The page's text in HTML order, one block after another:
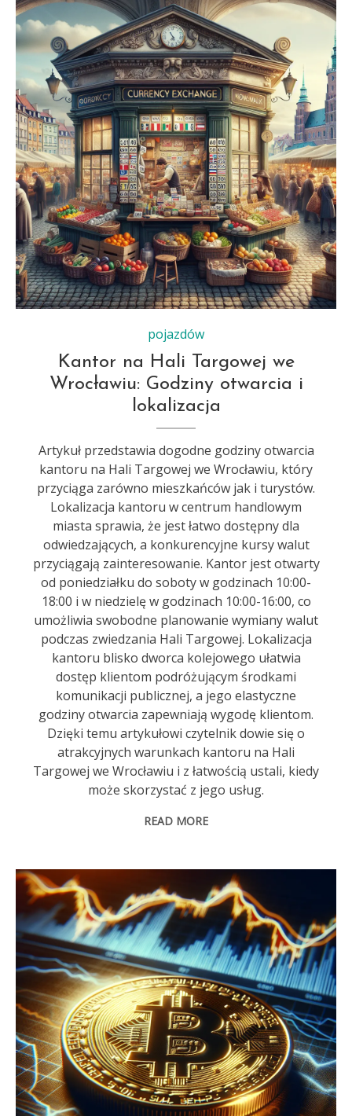
pojazdów
Kantor na Hali Targowej we
Wrocławiu: Godziny otwarcia i
lokalizacja
Artykuł przedstawia dogodne godziny otwarcia
kantoru na Hali Targowej we Wrocławiu, który
przyciąga zarówno mieszkańców jak i turystów.
Lokalizacja kantoru w centrum handlowym
miasta sprawia, że jest łatwo dostępny dla
odwiedzających, a konkurencyjne kursy walut
przyciągają zainteresowanie. Kantor jest otwarty
od poniedziałku do soboty w godzinach 10:00-
18:00 i w niedzielę w godzinach 10:00-16:00, co
umożliwia swobodne planowanie wymiany walut
podczas zwiedzania Hali Targowej. Lokalizacja
kantoru blisko dworca kolejowego ułatwia
dostęp klientom podróżującym środkami
komunikacji publicznej, a jego elastyczne
godziny otwarcia zapewniają wygodę klientom.
Dzięki temu artykułowi czytelnik dowie się o
atrakcyjnych warunkach kantoru na Hali
Targowej we Wrocławiu i z łatwością ustali, kiedy
może skorzystać z jego usług.
READ MORE